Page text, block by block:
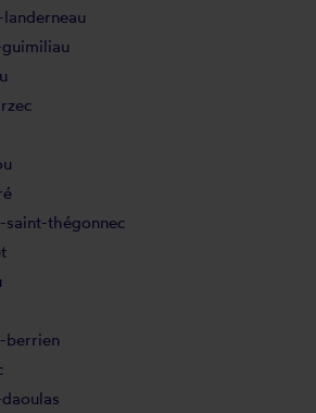
landerneau
guimiliau
saint-thégonnec
berrien